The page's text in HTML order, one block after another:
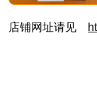
店铺网址请见